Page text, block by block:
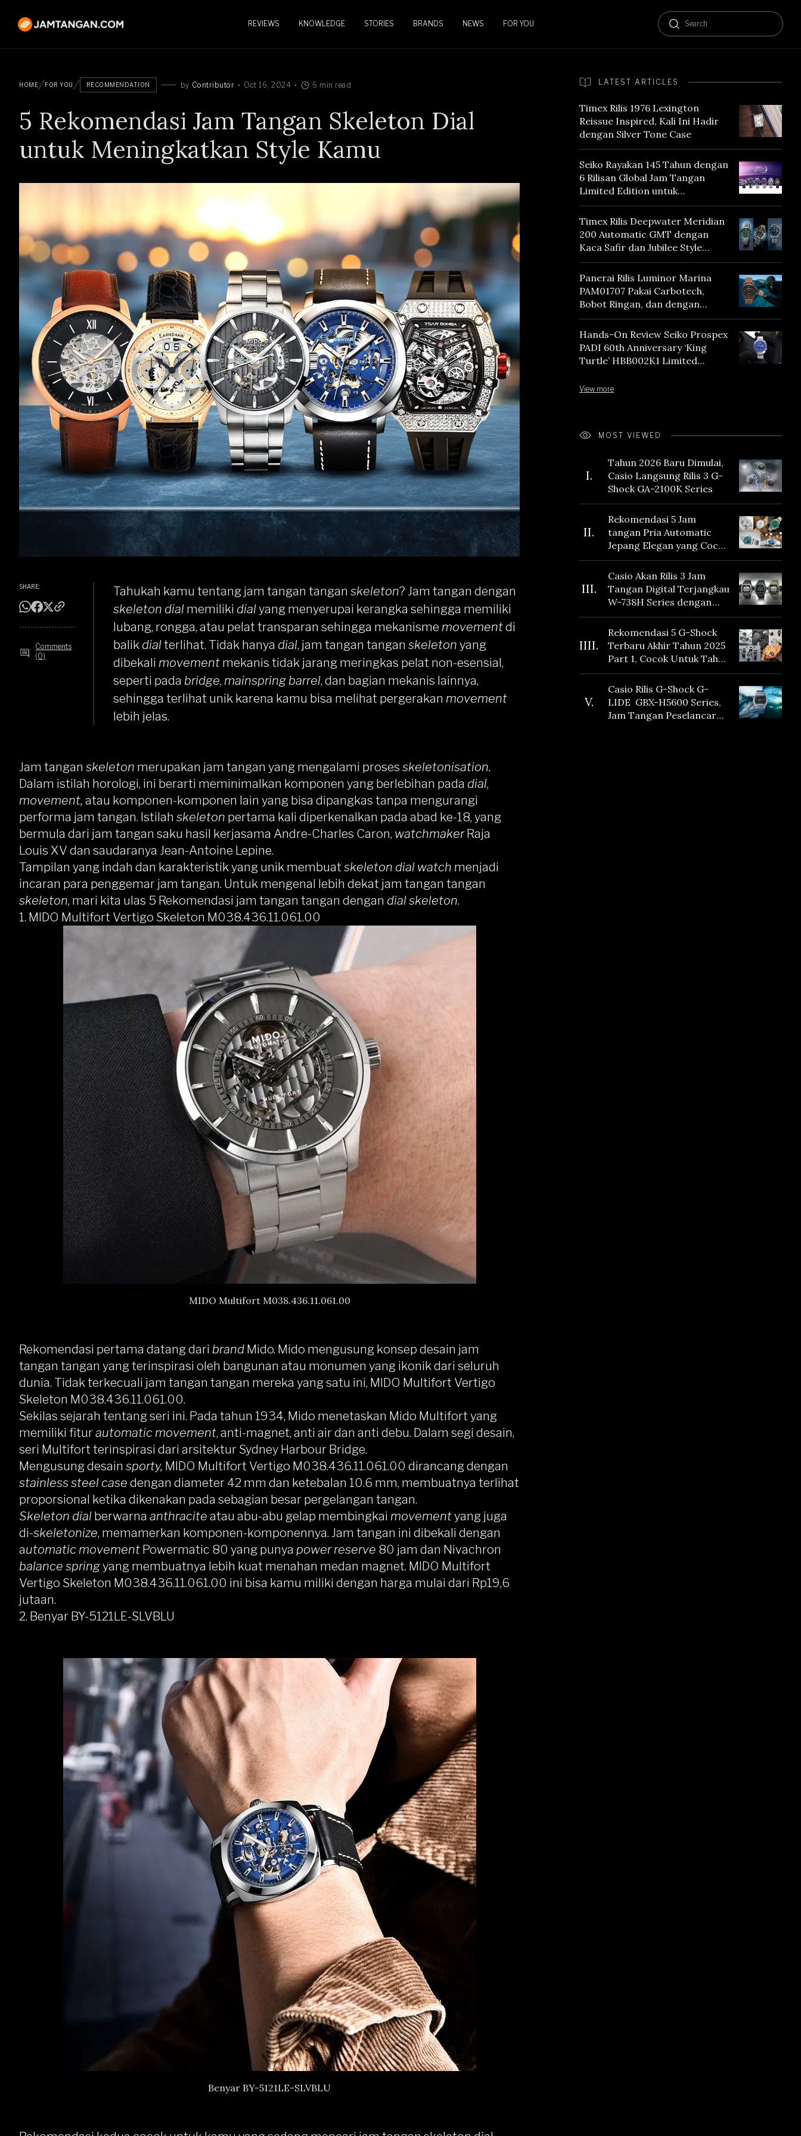
REVIEWS KNOWLEDGE STORIES BRANDS NEWS FOR YOU
HOME FOR YOU RECOMMENDATION by Contributor Oct 16, 2024 6 min read
5 Rekomendasi Jam Tangan Skeleton Dial
untuk Meningkatkan Style Kamu
SHARE:
Comments
(0)
Tahukah kamu tentang jam tangan tangan skeleton? Jam tangan dengan
skeleton dial memiliki dialyang menyerupai kerangka sehingga memiliki
lubang, rongga, atau pelat transparan sehingga mekanisme movementdi
balik dialterlihat. Tidak hanya dial, jam tangan tangan skeleton yang
dibekali movement mekanis tidak jarang meringkas pelat non-esensial,
seperti pada bridge, mainspring barrel, dan bagian mekanis lainnya,
sehingga terlihat unik karena kamu bisa melihat pergerakan movement
lebih jelas.
Jam tangan skeleton merupakan jam tangan yang mengalami proses skeletonisation.
Dalam istilah horologi, ini berarti meminimalkan komponen yang berlebihan pada dial,
movement, atau komponen-komponen lain yang bisa dipangkas tanpa mengurangi
performa jam tangan. Istilah skeleton pertama kali diperkenalkan pada abad ke-18, yang
bermula dari jam tangan saku hasil kerjasama Andre-Charles Caron, watchmakerRaja
Louis XV dan saudaranya Jean-Antoine Lepine.
Tampilan yang indah dan karakteristik yang unik membuat skeleton dial watch menjadi
incaran para penggemar jam tangan. Untuk mengenal lebih dekat jam tangan tangan
skeleton, mari kita ulas 5 Rekomendasi jam tangan tangan dengan dial skeleton.
1. MIDO Multifort Vertigo Skeleton M038.436.11.061.00
MIDO Multifort M038.436.11.061.00
Rekomendasi pertama datang dari brand Mido. Mido mengusung konsep desain jam
tangan tangan yang terinspirasi oleh bangunan atau monumen yang ikonik dari seluruh
dunia. Tidak terkecuali jam tangan tangan mereka yang satu ini, MIDO Multifort Vertigo
Skeleton M038.436.11.061.00.
Sekilas sejarah tentang seri ini. Pada tahun 1934, Mido menetaskan Mido Multifort yang
memiliki fiturautomatic movement, anti-magnet, anti air dan anti debu. Dalam segi desain,
seri Multifort terinspirasi dari arsitektur Sydney Harbour Bridge.
Mengusung desain sporty, MIDO Multifort Vertigo M038.436.11.061.00 dirancang dengan
stainless steel case dengan diameter 42 mm dan ketebalan 10.6 mm, membuatnya terlihat
proporsional ketika dikenakan pada sebagian besar pergelangan tangan.
Skeleton dial berwarna anthracite atau abu-abu gelap membingkai movementyang juga
di-skeletonize, memamerkan komponen-komponennya. Jam tangan ini dibekali dengan
automatic movement Powermatic 80 yang punya power reserve 80 jam dan Nivachron
balance springyang membuatnya lebih kuat menahan medan magnet. MIDO Multifort
Vertigo Skeleton M038.436.11.061.00 ini bisa kamu miliki dengan harga mulai dari Rp19,6
jutaan.
2. Benyar BY-5121LE-SLVBLU
Benyar BY-5121LE-SLVBLU
LATEST ARTICLES
Timex Rilis 1976 Lexington
Reissue Inspired, Kali Ini Hadir
dengan Silver Tone Case
Seiko Rayakan 145 Tahun dengan
6 Rilisan Global Jam Tangan
Limited Edition untuk
Menghormati Edo Purple,
Warna yang Mencerminkan
Warisan Tokyo
Timex Rilis Deepwater Meridian
200 Automatic GMT dengan
Kaca Safir dan Jubilee Style
Bracelet
Panerai Rilis Luminor Marina
PAM01707 Pakai Carbotech,
Bobot Ringan, dan dengan
Vintage Vibes
Hands-On Review Seiko Prospex
PADI 60th Anniversary ‘King
Turtle’ HBB002K1 Limited
View more
MOST VIEWED
I.
Tahun 2026 Baru Dimulai,
Casio Langsung Rilis 3 G-
Shock GA-2100K Series
II.
Rekomendasi 5 Jam
tangan Pria Automatic
Jepang Elegan yang Cocok
Dikoleksi di 2026
III.
Casio Akan Rilis 3 Jam
Tangan Digital Terjangkau
W-738H Series dengan
Masa Baterai 10 Tahun
dan Fitur Vibration
IIII.
Rekomendasi 5 G-Shock
Terbaru Akhir Tahun 2025
Part 1, Cocok Untuk Tahun
Baru!
V.
Casio Rilis G-Shock G-
LIDE GBX-H5600 Series,
Jam Tangan Peselancar